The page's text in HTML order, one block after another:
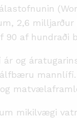
2,6
90 af hundraði
ár og
mikilvægi